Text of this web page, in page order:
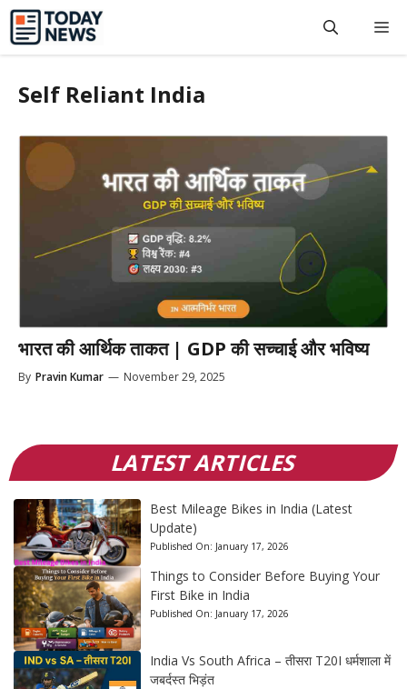
Skip
content
Self Reliant India
भारत की आर्थिक ताकत | GDP की सच्चाई और भविष्य
By Pravin Kumar — November 29, 2025
LATEST ARTICLES
Best Mileage Bikes in India (Latest
Update)
Published On: January 17, 2026
Things to Consider Before Buying Your
First Bike in India
Published On: January 17, 2026
India Vs South Africa – तीसरा T20I धर्मशाला में
जबर्दस्त भिड़ंत